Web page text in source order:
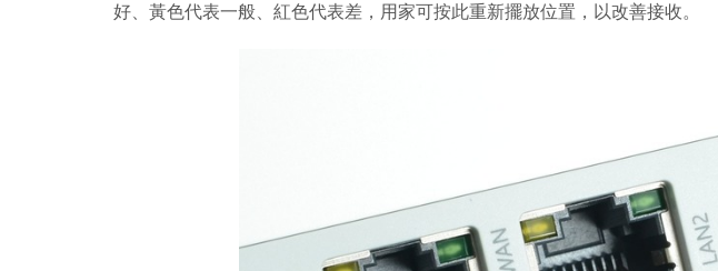
好、黃色代表一般、紅色代表差，用家可按此重新擺放位置，以改善接收。